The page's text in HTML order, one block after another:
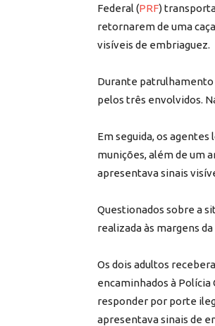
Federal (PRF)
retornarem de uma
visíveis de embriaguez.
Durante patrulhamento
pelos três envolvidos.
Em seguida, os
munições, além de um
apresentava sinais
Questionados sobre a
realizada às margens da
Os dois adultos
encaminhados à Polícia
responder por porte
apresentava sinais de